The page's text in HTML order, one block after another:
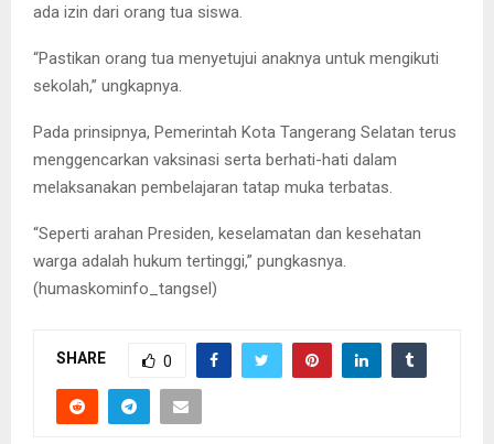
ada izin dari orang tua siswa.
“Pastikan orang tua menyetujui anaknya untuk mengikuti
sekolah,” ungkapnya.
Pada prinsipnya, Pemerintah Kota Tangerang Selatan terus
menggencarkan vaksinasi serta berhati-hati dalam
melaksanakan pembelajaran tatap muka terbatas.
“Seperti arahan Presiden, keselamatan dan kesehatan
warga adalah hukum tertinggi,” pungkasnya.
(humaskominfo_tangsel)
SHARE 0